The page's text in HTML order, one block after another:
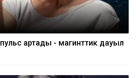
артады - магинттик дауыл